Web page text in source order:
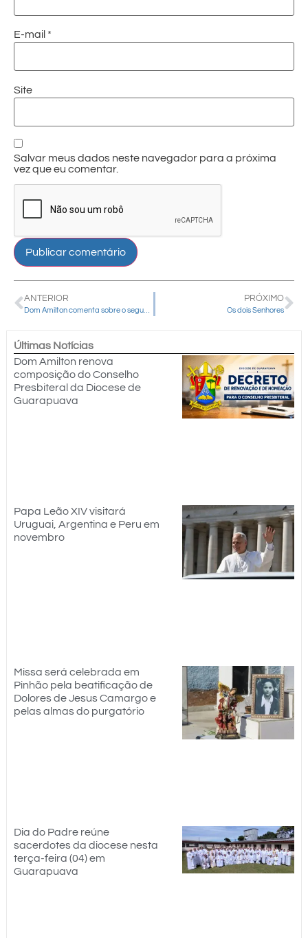
E-mail *
Site
Salvar meus dados neste navegador para a próxima
vez que eu comentar.
ANTERIOR PRÓXIMO
Os dois Senhores
Últimas Notícias
Dom Amilton renova
composição do Conselho
Presbiteral da Diocese de
Guarapuava
Papa Leão XIV visitará
Uruguai, Argentina e Peru em
novembro
Missa será celebrada em
Pinhão pela beatificação de
Dolores de Jesus Camargo e
pelas almas do purgatório
Dia do Padre reúne
sacerdotes da diocese nesta
terça-feira (04) em
Guarapuava